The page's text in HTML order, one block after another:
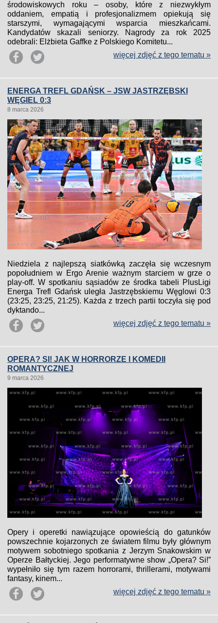
środowiskowych roku – osoby, które z niezwykłym
oddaniem, empatią i profesjonalizmem opiekują się
starszymi, wymagającymi wsparcia mieszkańcami.
Kandydatów skazali seniorzy. Nagrody za rok 2025
odebrali: Elżbieta Gaffke z Polskiego Komitetu...
więcej zdjęć z tego tematu »
ENERGA TREFL GDAŃSK – JSW JASTRZĘBSKI
WĘGIEL 0:3
8 marca 2026
Niedziela z najlepszą siatkówką zaczęła się wczesnym
popołudniem w Ergo Arenie ważnym starciem w grze o
play-off. W spotkaniu sąsiadów ze środka tabeli PlusLigi
Energa Trefl Gdańsk uległa Jastrzębskiemu Węglowi 0:3
(23:25, 23:25, 21:25). Każda z trzech partii toczyła się pod
dyktando...
więcej zdjęć z tego tematu »
OPERA? SI! JAK W HORRORZE I KOMEDII
ROMANTYCZNEJ
9 marca 2026
Opery i operetki nawiązujące opowieścią do gatunków
powszechnie kojarzonych ze światem filmu były głównym
motywem sobotniego spotkania z Jerzym Snakowskim w
Operze Bałtyckiej. Jego performatywne show „Opera? Si!”
wypełniło się tym razem horrorami, thrillerami, motywami
fantasy, kinem...
więcej zdjęć z tego tematu »